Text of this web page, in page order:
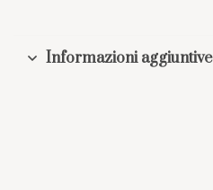
Informazioni aggiuntive